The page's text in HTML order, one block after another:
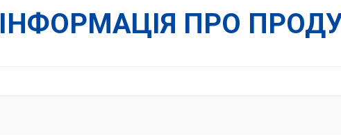
ІНФОРМАЦІЯ ПРО